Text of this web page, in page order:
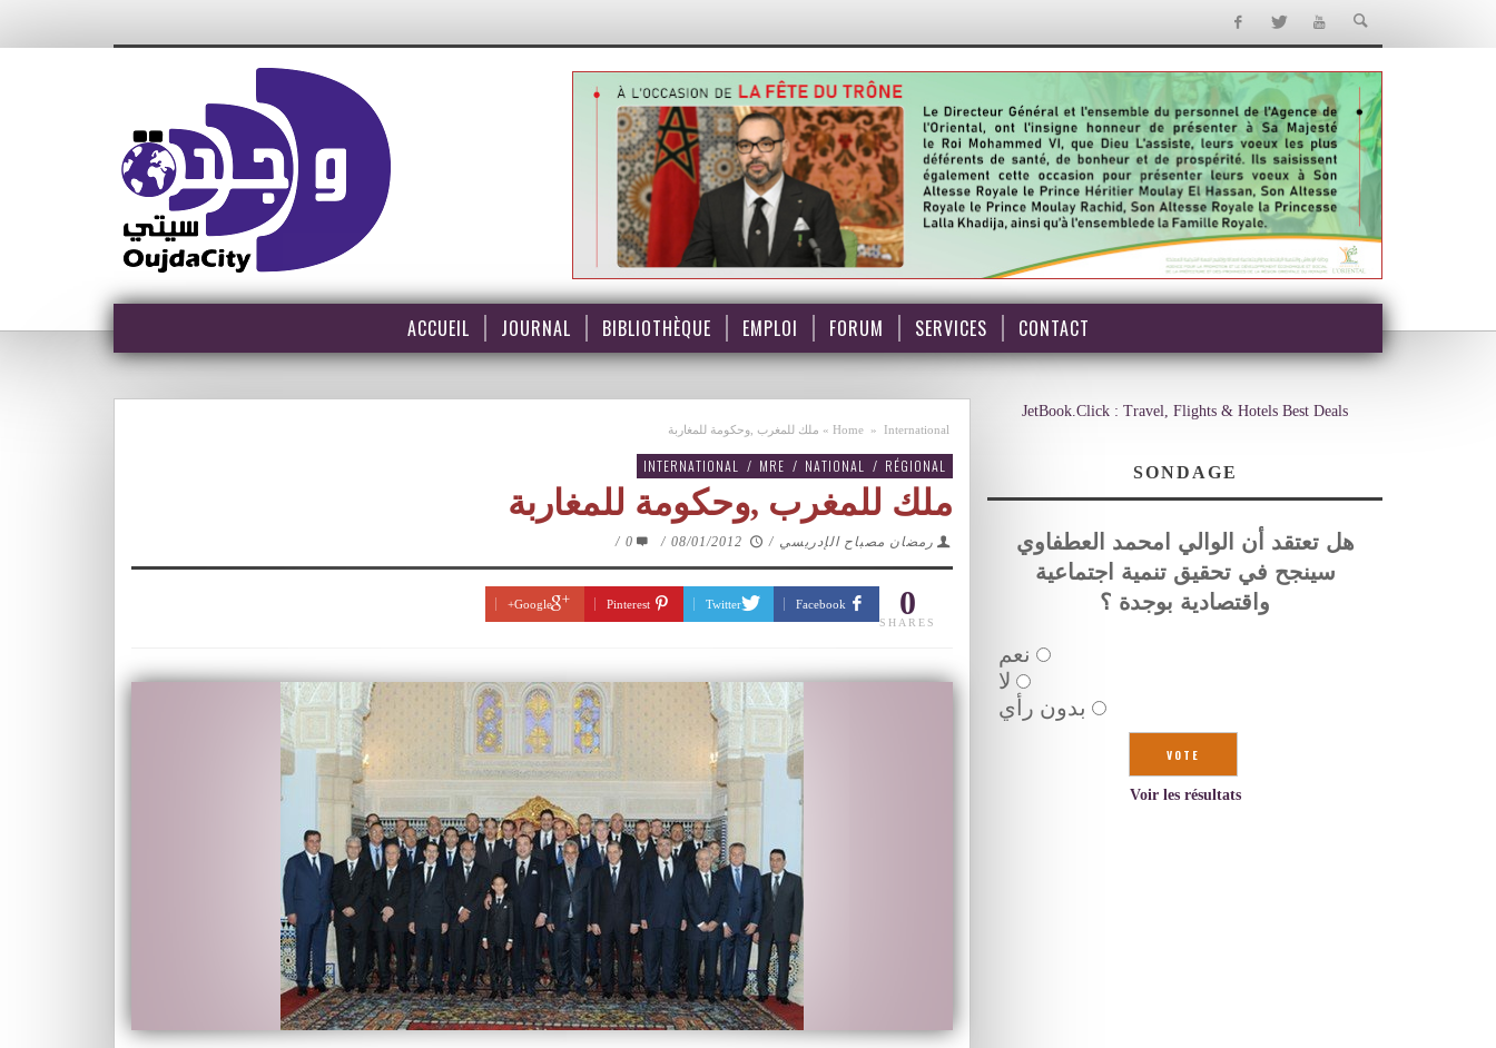
ACCUEIL JOURNAL BIBLIOTHÈQUE EMPLOI FORUM SERVICES CONTACT
Home » International
» ملك للمغرب ,وحكومة للمغاربة
INTERNATIONAL / MRE / NATIONAL / RÉGIONAL
ملك للمغرب ,وحكومة للمغاربة
رمضان مصباح الإدريسي /
08/01/2012
/
0
/
0
SHARES
Facebook
Twitter
Pinterest
Google+
JetBook.Click : Travel, Flights & Hotels Best Deals
SONDAGE
هل تعتقد أن الوالي امحمد العطفاوي
سينجح في تحقيق تنمية اجتماعية
واقتصادية بوجدة ؟
نعم
لا
بدون رأي
Voir les résultats